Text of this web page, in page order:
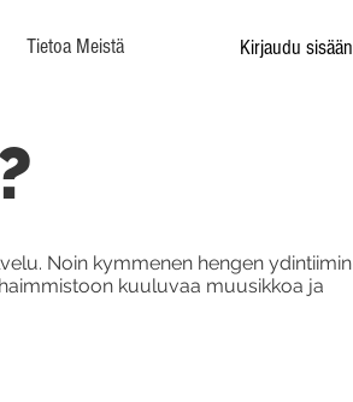
Tietoa Meistä Kirjaudu sisään
Noin kymmenen hengen ydintiimin
kuuluvaa muusikkoa ja